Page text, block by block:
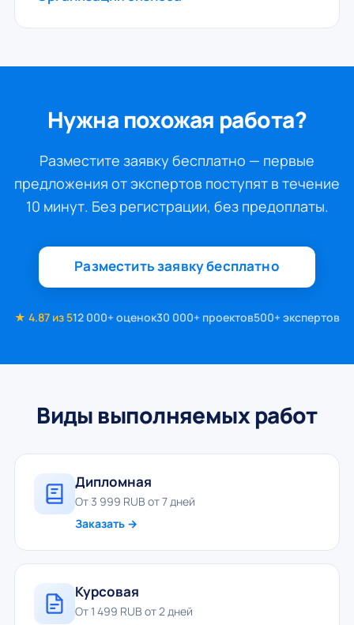
Нужна похожая работа?
Разместите заявку бесплатно — первые
предложения от экспертов поступят в течение
10 минут. Без регистрации, без предоплаты.
Разместить заявку бесплатно
★ 4.87 из 512 000+ оценок30 000+ проектов500+ экспертов
Виды выполняемых работ
Дипломная
От 3 999 RUB от 7 дней
Заказать →
Курсовая
От 1 499 RUB от 2 дней